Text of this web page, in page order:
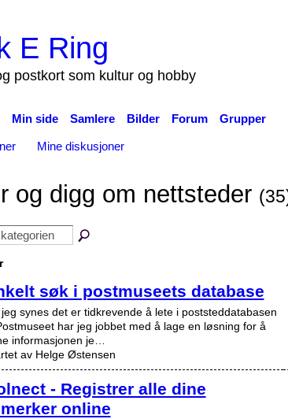
E Ring
postkort som kultur og hobby
Min side Samlere Bilder Forum Grupper
Mine diskusjoner
og digg om nettsteder
søk i postmuseets database
jeg synes det er tidkrevende å lete i poststeddatabasen
har jeg jobbet med å lage en løsning for å
informasjonen je…
av Helge Østensen
- Registrer alle dine
online